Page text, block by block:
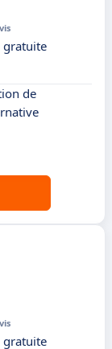
gratuite
de
gratuite